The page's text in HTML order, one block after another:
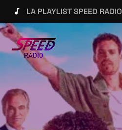
music_note LA PLAYLIST SPEED RADIO